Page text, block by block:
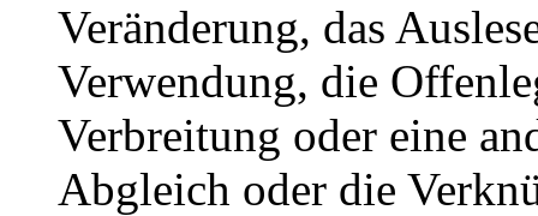
Veränderung, das
Verwendung, die
Verbreitung oder eine
Abgleich oder die